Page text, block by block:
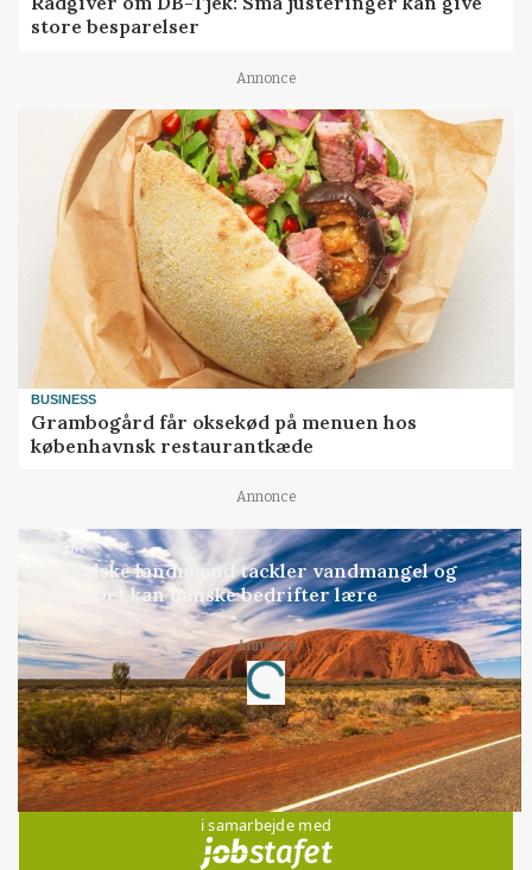
store besparelser
Annonce
BUSINESS
Grambogård får oksekød på menuen hos
københavnsk restaurantkæde
Annonce
KULTUR
Australske landmænd tackler vandmangel og
klima: Det kan danske bedrifter lære
Annonce
Loading...
Jobs
i samarbejde med